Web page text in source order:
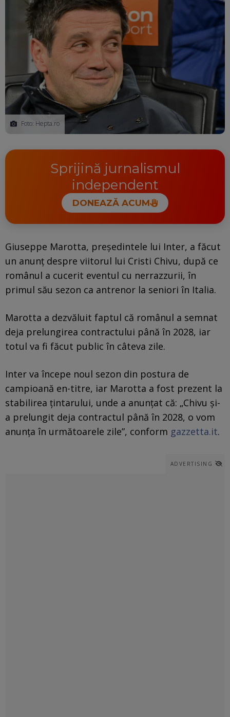
Foto: Hepta.ro
Sprijină jurnalismul
independent
DONEAZĂ ACUM
Giuseppe Marotta, președintele lui Inter, a făcut
un anunț despre viitorul lui Cristi Chivu, după ce
românul a cucerit eventul cu nerrazzurii, în
primul său sezon ca antrenor la seniori în Italia.
Marotta a dezvăluit faptul că românul a semnat
deja prelungirea contractului până în 2028, iar
totul va fi făcut public în câteva zile.
Inter va începe noul sezon din postura de
campioană en-titre, iar Marotta a fost prezent la
stabilirea țintarului, unde a anunțat că: „Chivu și-
a prelungit deja contractul până în 2028, o vom
anunța în următoarele zile”, conform gazzetta.it.
ADVERTISING